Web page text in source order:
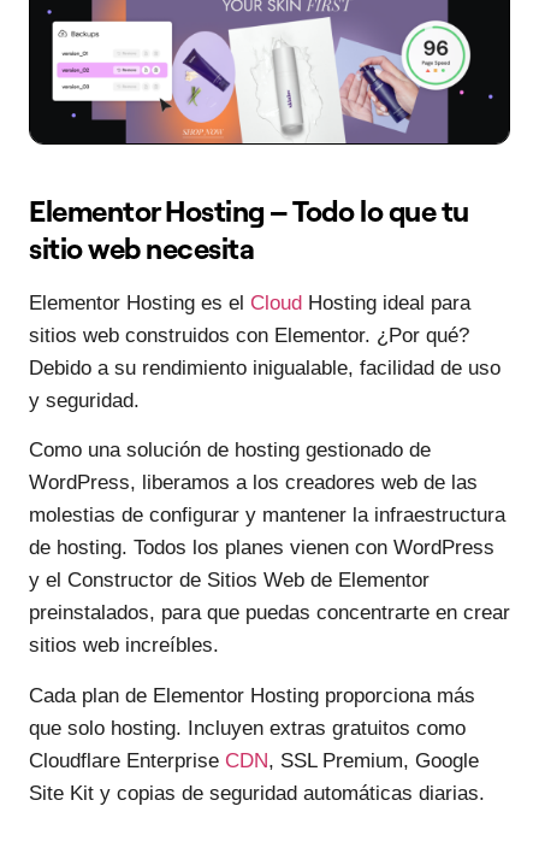
Elementor Hosting – Todo lo que tu
sitio web necesita
Elementor Hosting es el Cloud Hosting ideal para
sitios web construidos con Elementor. ¿Por qué?
Debido a su rendimiento inigualable, facilidad de uso
y seguridad.
Como una solución de hosting gestionado de
WordPress, liberamos a los creadores web de las
molestias de configurar y mantener la infraestructura
de hosting. Todos los planes vienen con WordPress
y el Constructor de Sitios Web de Elementor
preinstalados, para que puedas concentrarte en crear
sitios web increíbles.
Cada plan de Elementor Hosting proporciona más
que solo hosting. Incluyen extras gratuitos como
Cloudflare Enterprise CDN, SSL Premium, Google
Site Kit y copias de seguridad automáticas diarias.